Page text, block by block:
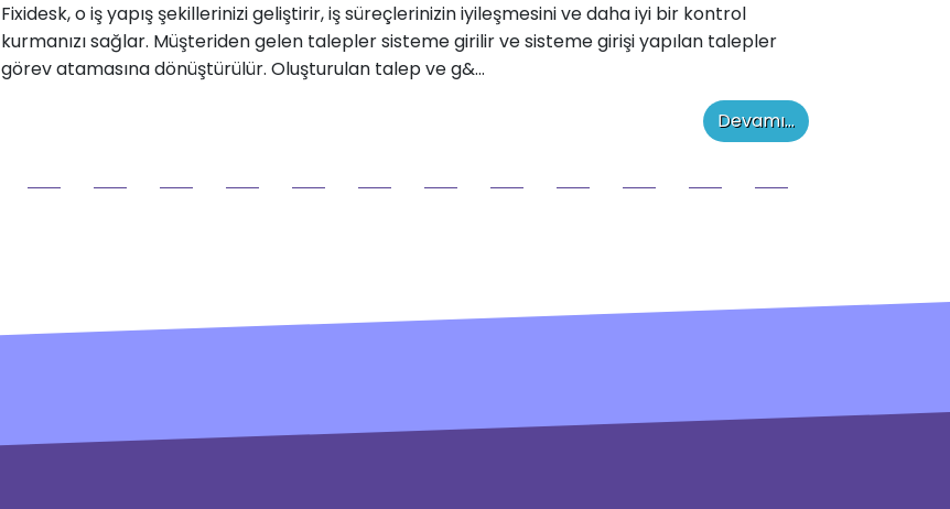
Fixidesk, o iş yapış şekillerinizi geliştirir, iş süreçlerinizin iyileşmesini ve daha iyi bir kontrol
kurmanızı sağlar. Müşteriden gelen talepler sisteme girilir ve sisteme girişi yapılan talepler
görev atamasına dönüştürülür. Oluşturulan talep ve g&...
Devamı...